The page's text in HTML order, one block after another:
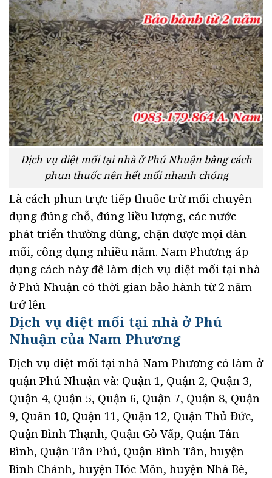
Dịch vụ diệt mối tại nhà ở Phú Nhuận bằng cách
phun thuốc nên hết mối nhanh chóng
Là cách phun trực tiếp thuốc trừ mối chuyên
dụng đúng chỗ, đúng liều lượng, các nước
phát triển thường dùng, chặn được mọi đàn
mối, công dụng nhiều năm. Nam Phương áp
dụng cách này để làm dịch vụ diệt mối tại nhà
ở Phú Nhuận có thời gian bảo hành từ 2 năm
trở lên
Dịch vụ diệt mối tại nhà ở Phú
Nhuận của Nam Phương
Dịch vụ diệt mối tại nhà Nam Phương có làm ở
quận Phú Nhuận và: Quận 1, Quận 2, Quận 3,
Quận 4, Quận 5, Quận 6, Quận 7, Quận 8, Quận
9, Quân 10, Quận 11, Quận 12, Quận Thủ Đức,
Quận Bình Thạnh, Quận Gò Vấp, Quận Tân
Bình, Quận Tân Phú, Quận Bình Tân, huyện
Bình Chánh, huyện Hóc Môn, huyện Nhà Bè,